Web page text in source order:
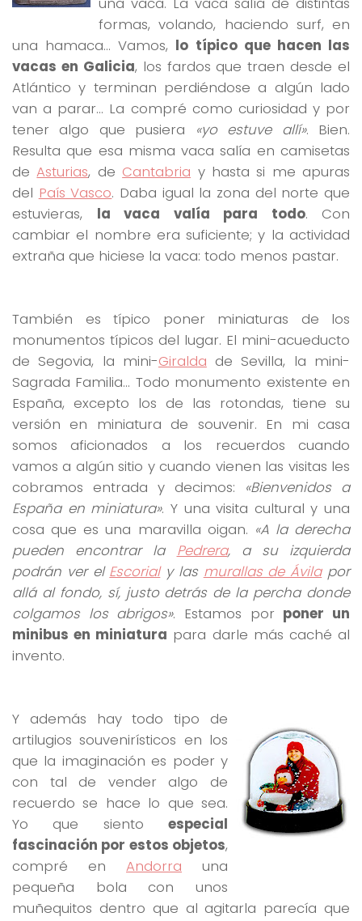
formas, volando, haciendo surf, en
una hamaca… Vamos, lo típico que hacen las
vacas en Galicia, los fardos que traen desde el
Atlántico y terminan perdiéndose a algún lado
van a parar… La compré como curiosidad y por
tener algo que pusiera «yo estuve allí». Bien.
Resulta que esa misma vaca salía en camisetas
deAsturias, de Cantabria y hasta si me apuras
del País Vasco. Daba igual la zona del norte que
estuvieras, la vaca valía para todo. Con
cambiar el nombre era suficiente; y la actividad
extraña que hiciese la vaca: todo menos pastar.
También es típico poner miniaturas de los
monumentos típicos del lugar. El mini-acueducto
de Segovia, la mini-Giralda de Sevilla, la mini-
Sagrada Familia… Todo monumento existente en
España, excepto los de las rotondas, tiene su
versión en miniatura de souvenir. En mi casa
somos aficionados a los recuerdos cuando
vamos a algún sitio y cuando vienen las visitas les
cobramos entrada y decimos: «Bienvenidos a
España en miniatura». Y una visita cultural y una
cosa que es una maravilla oigan. «A la derecha
pueden encontrar la Pedrera, a su izquierda
podrán ver el Escorialy las murallas de Ávilapor
allá al fondo, sí, justo detrás de la percha donde
colgamos los abrigos». Estamos por poner un
minibus en miniatura para darle más caché al
invento.
Y además hay todo tipo de
artilugios souvenirísticos en los
que la imaginación es poder y
con tal de vender algo de
recuerdo se hace lo que sea.
Yo que siento especial
fascinación por estos objetos,
compré en Andorra una
pequeña bola con unos
muñequitos dentro que al agitarla parecía que